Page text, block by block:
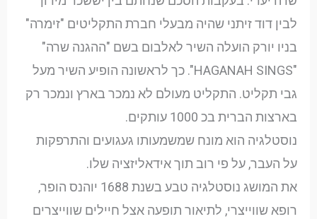
לבין דוד זיתני שהיה מבעלי חברת התקליטים "זימרה"
בניו יורק הועלה השיר לאלבום בשם "ההגנה שרה"
"HAGANAH SINGS". כך לראשונה הופיע השיר מעל
גבי תקליט. התקליט מעולם לא נמכר בארץ ונמכר רק
בארצות הברית בכ 1000 עותקים.
נוסטלגיה הוא מונח שמשמעותו געגועים והתרפקות
על העבר, על פי רוב תוך אידאליזציה שלו.
את המושג נוסטלגיה טבע בשנת 1688 יוהנס הופר,
רופא שווייצרי, לתיאור תופעה אצל חיילים שווייצרים